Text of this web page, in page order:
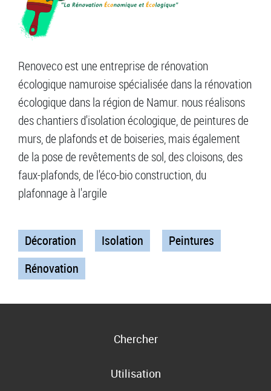
Renoveco est une entreprise de rénovation
écologique namuroise spécialisée dans la rénovation
écologique dans la région de Namur. nous réalisons
des chantiers d'isolation écologique, de peintures de
murs, de plafonds et de boiseries, mais également
de la pose de revêtements de sol, des cloisons, des
faux-plafonds, de l'éco-bio construction, du
plafonnage à l'argile
Décoration Isolation
Peintures
Rénovation
Chercher
Utilisation